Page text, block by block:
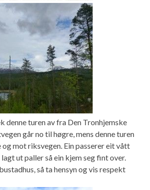
denne turen av fra Den Tronhjemske
går no til høgre, mens denne turen
mot riksvegen. Ein passerer eit vått
ut paller så ein kjem seg fint over.
så ta hensyn og vis respekt